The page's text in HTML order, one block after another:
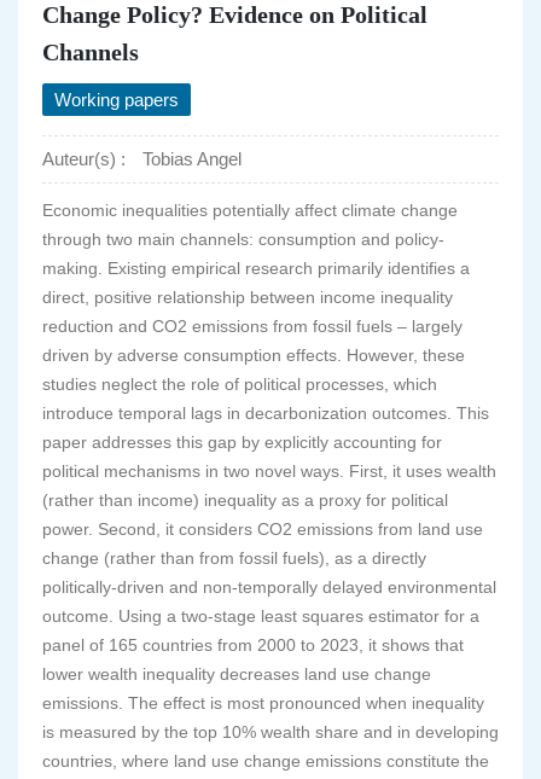
Change Policy? Evidence on Political
Channels
Working papers
Auteur(s) : Tobias Angel
Economic inequalities potentially affect climate change
through two main channels: consumption and policy-
making. Existing empirical research primarily identifies a
direct, positive relationship between income inequality
reduction and CO2 emissions from fossil fuels – largely
driven by adverse consumption effects. However, these
studies neglect the role of political processes, which
introduce temporal lags in decarbonization outcomes. This
paper addresses this gap by explicitly accounting for
political mechanisms in two novel ways. First, it uses wealth
(rather than income) inequality as a proxy for political
power. Second, it considers CO2 emissions from land use
change (rather than from fossil fuels), as a directly
politically-driven and non-temporally delayed environmental
outcome. Using a two-stage least squares estimator for a
panel of 165 countries from 2000 to 2023, it shows that
lower wealth inequality decreases land use change
emissions. The effect is most pronounced when inequality
is measured by the top 10% wealth share and in developing
countries, where land use change emissions constitute the